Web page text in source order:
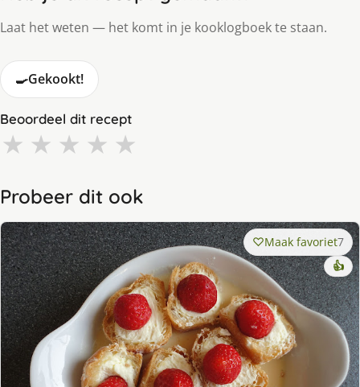
Laat het weten — het komt in je kooklogboek te staan.
🍳Gekookt!
Beoordeel dit recept
★ ★ ★ ★ ★
Probeer dit ook
Maak favoriet7
👍